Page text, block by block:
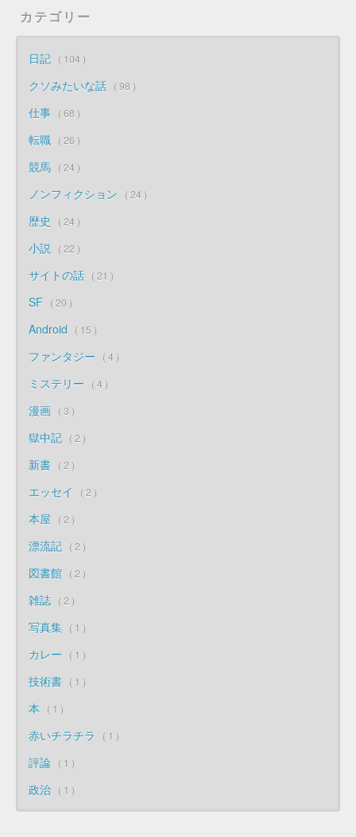
カテゴリー
日記 104
クソみたいな話 98
仕事 68
転職 26
競馬 24
ノンフィクション 24
歴史 24
小説 22
サイトの話 21
SF 20
Android 15
ファンタジー 4
ミステリー 4
漫画 3
獄中記 2
新書 2
エッセイ 2
本屋 2
漂流記 2
図書館 2
雑誌 2
写真集 1
カレー 1
技術書 1
本 1
赤いチラチラ 1
評論 1
政治 1